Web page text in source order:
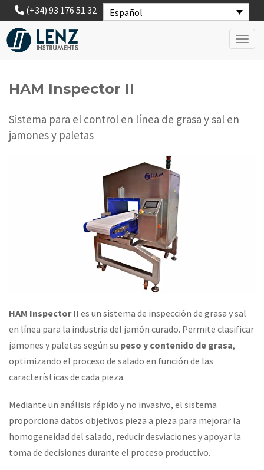
Español
(+34) 93 176 51 32
HAM Inspector II
Sistema para el control en línea de grasa y sal en
jamones y paletas
HAM Inspector II es un sistema de inspección de grasa y sal
en línea para la industria del jamón curado. Permite clasificar
jamones y paletas según su peso y contenido de grasa,
optimizando el proceso de salado en función de las
características de cada pieza.
Mediante un análisis rápido y no invasivo, el sistema
proporciona datos objetivos pieza a pieza para mejorar la
homogeneidad del salado, reducir desviaciones y apoyar la
toma de decisiones durante el proceso productivo.